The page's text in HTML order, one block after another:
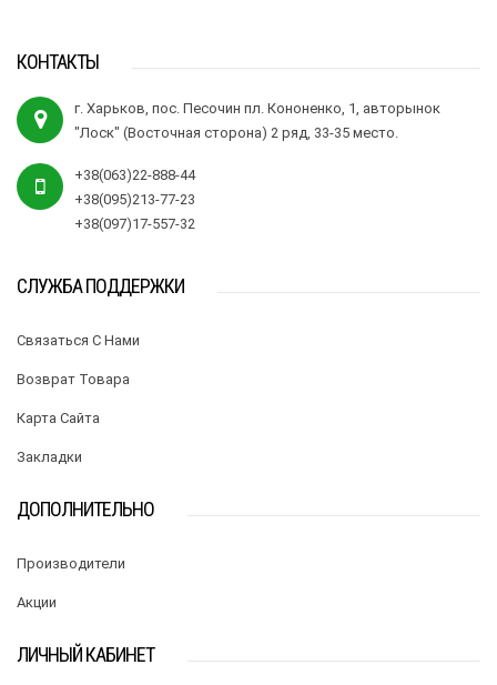
КОНТАКТЫ
г. Харьков, пос. Песочин пл. Кононенко, 1, авторынок
"Лоск" (Восточная сторона) 2 ряд, 33-35 место.
+38(063)22-888-44
+38(095)213-77-23
+38(097)17-557-32
СЛУЖБА ПОДДЕРЖКИ
Связаться С Нами
Возврат Товара
Карта Сайта
Закладки
ДОПОЛНИТЕЛЬНО
Производители
Акции
ЛИЧНЫЙ КАБИНЕТ